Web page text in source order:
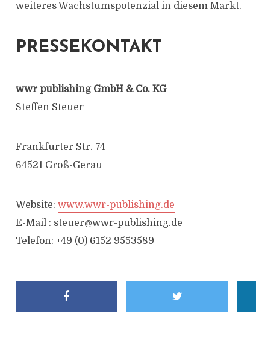
weiteres Wachstumspotenzial in diesem Markt.
PRESSEKONTAKT
wwr publishing GmbH & Co. KG
Steffen Steuer
Frankfurter Str. 74
64521 Groß-Gerau
Website: www.wwr-publishing.de
E-Mail : steuer@wwr-publishing.de
Telefon: +49 (0) 6152 9553589